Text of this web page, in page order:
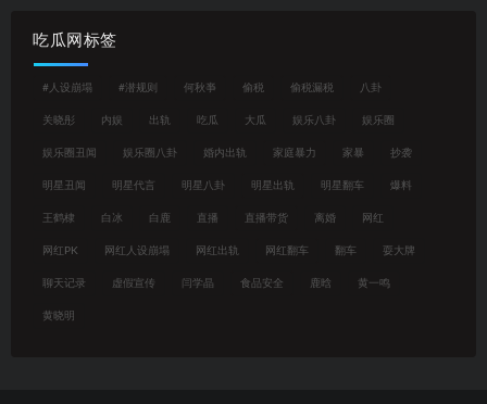
吃瓜网标签
#人设崩塌 #潜规则 何秋亊 偷税 偷税漏税 八卦
关晓彤 内娱 出轨 吃瓜 大瓜 娱乐八卦 娱乐圈
娱乐圈丑闻 娱乐圈八卦 婚内出轨 家庭暴力 家暴 抄袭
明星丑闻 明星代言 明星八卦 明星出轨 明星翻车 爆料
王鹤棣 白冰 白鹿 直播 直播带货 离婚 网红
网红PK 网红人设崩塌 网红出轨 网红翻车 翻车 耍大牌
聊天记录 虚假宣传 闫学晶 食品安全 鹿晗 黄一鸣
黄晓明